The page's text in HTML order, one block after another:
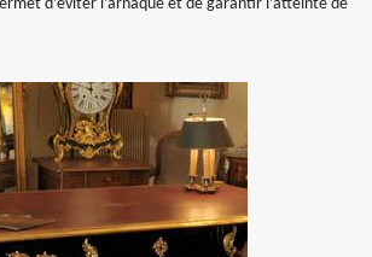
d’éviter l’arnaque et de garantir l’atteinte de